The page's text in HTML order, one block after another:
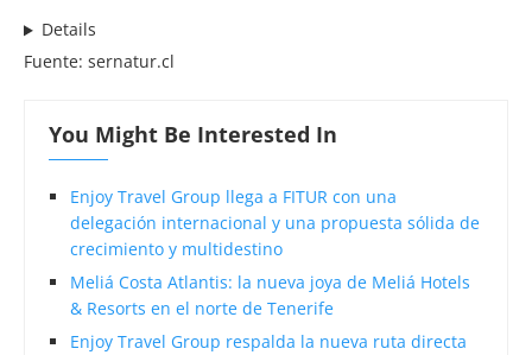
Details
Fuente: sernatur.cl
You Might Be Interested In
Enjoy Travel Group llega a FITUR con una
delegación internacional y una propuesta sólida de
crecimiento y multidestino
Meliá Costa Atlantis: la nueva joya de Meliá Hotels
& Resorts en el norte de Tenerife
Enjoy Travel Group respalda la nueva ruta directa